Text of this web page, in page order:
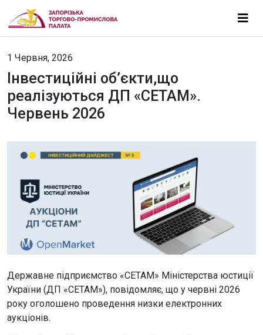
1 Червня, 2026
Інвестиційні об’єкти,що
реалізуються ДП «СЕТАМ».
Червень 2026
Державне підприємство «СЕТАМ» Міністерства юстиції
України (ДП «СЕТАМ»), повідомляє, що у червні 2026
року оголошено проведення низки електронних
аукціонів.